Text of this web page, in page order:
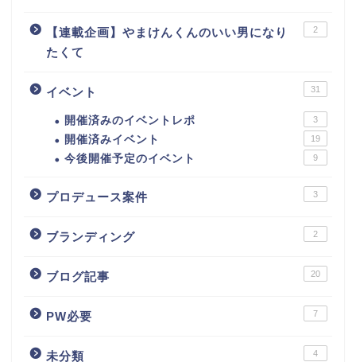
【連載企画】やまけんくんのいい男になり
たくて
2
イベント 31
開催済みのイベントレポ 3
開催済みイベント 19
今後開催予定のイベント 9
プロデュース案件 3
ブランディング 2
ブログ記事 20
PW必要 7
未分類 4